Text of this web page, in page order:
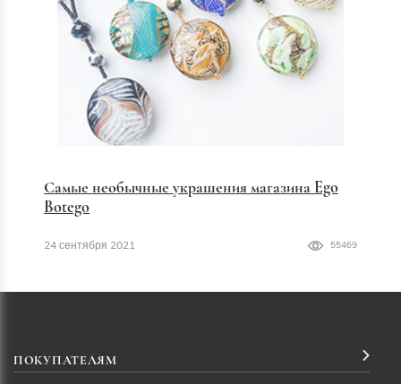
Самые необычные украшения магазина Ego
Botego
24 сентября 2021 55469
ПОКУПАТЕЛЯМ